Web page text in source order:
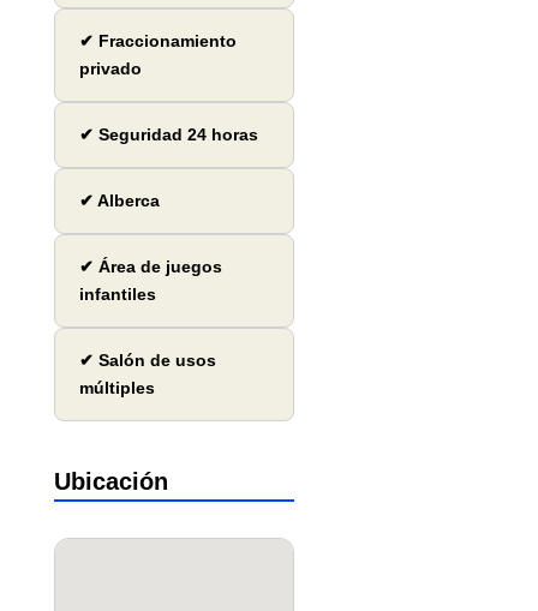
✔ Fraccionamiento
privado
✔ Seguridad 24 horas
✔ Alberca
✔ Área de juegos
infantiles
✔ Salón de usos
múltiples
Ubicación